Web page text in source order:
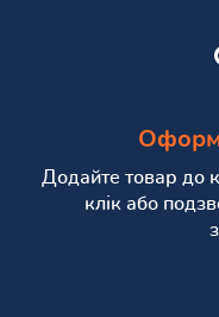
Додайте товар до
клік або